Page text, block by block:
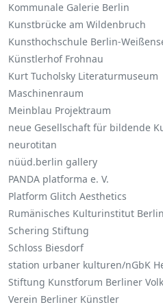
Kommunale Galerie Berlin
Kunstbrücke am Wildenbruch
Kunsthochschule Berlin-
Künstlerhof Frohnau
Kurt Tucholsky Literaturmuseum
Maschinenraum
Meinblau Projektraum
neue Gesellschaft für bildende
neurotitan
nüüd.berlin gallery
PANDA platforma e. V.
Platform Glitch Aesthetics
Rumänisches Kulturinstitut Berlin
Schering Stiftung
Schloss Biesdorf
station urbaner kulturen/nGbK
Stiftung Kunstforum Berliner
Verein Berliner Künstler